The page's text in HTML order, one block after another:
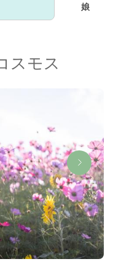
娘
スモス